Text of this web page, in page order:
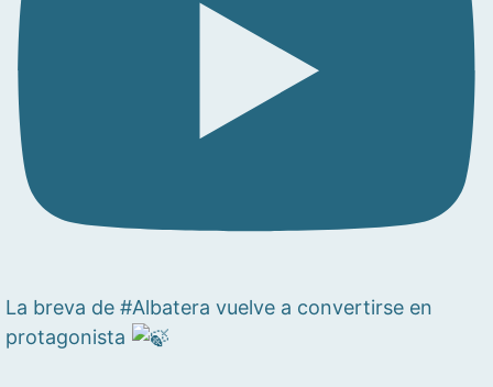
La breva de #Albatera vuelve a convertirse en
protagonista